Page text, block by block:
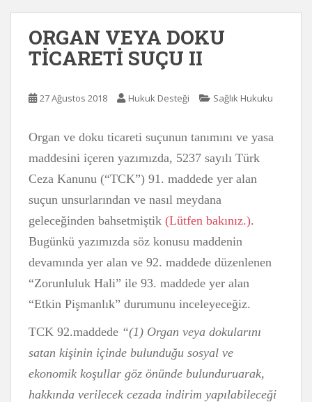
ORGAN VEYA DOKU
TİCARETİ SUÇU II
27 Ağustos 2018 Hukuk Desteği Sağlık Hukuku
Organ ve doku ticareti suçunun tanımını ve yasa
maddesini içeren yazımızda, 5237 sayılı Türk
Ceza Kanunu (“TCK”) 91. maddede yer alan
suçun unsurlarından ve nasıl meydana
geleceğinden bahsetmiştik (Lütfen bakınız.).
Bugünkü yazımızda söz konusu maddenin
devamında yer alan ve 92. maddede düzenlenen
“Zorunluluk Hali” ile 93. maddede yer alan
“Etkin Pişmanlık” durumunu inceleyeceğiz.
TCK 92.maddede “(1) Organ veya dokularını
satan kişinin içinde bulunduğu sosyal ve
ekonomik koşullar göz önünde bulunduruarak,
hakkında verilecek cezada indirim yapılabileceği